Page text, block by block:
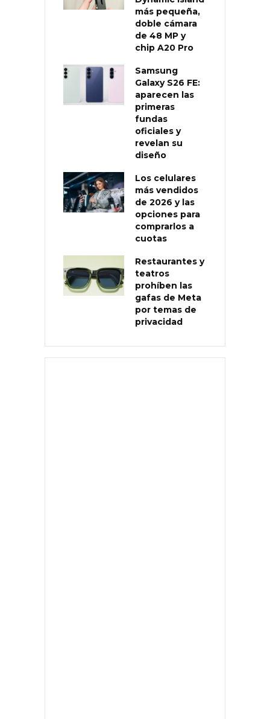
más pequeña,
doble cámara
de 48 MP y
chip A20 Pro
Samsung
Galaxy S26 FE:
aparecen las
primeras
fundas
oficiales y
revelan su
diseño
Los celulares
más vendidos
de 2026 y las
opciones para
comprarlos a
cuotas
Restaurantes y
teatros
prohíben las
gafas de Meta
por temas de
privacidad